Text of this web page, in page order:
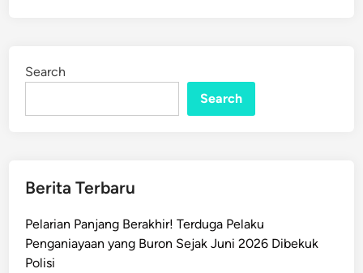
Search
Search
Berita Terbaru
Pelarian Panjang Berakhir! Terduga Pelaku
Penganiayaan yang Buron Sejak Juni 2026 Dibekuk
Polisi